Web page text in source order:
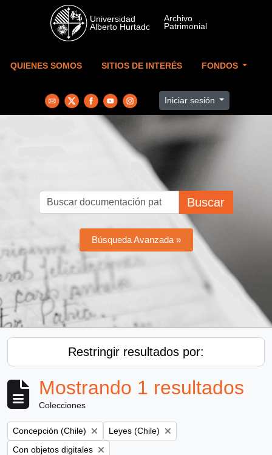
Skip to main content
QUIENES SOMOS SITIOS DE INTERÉS FONDOS
Iniciar sesión
Buscar
Búsqueda Avanzada »
Restringir resultados por:
Mostrando 1 resultados
Colecciones
Remove filter:
Concepción (Chile) Remove filter:
Leyes (Chile)
Remove filter:
Con objetos digitales